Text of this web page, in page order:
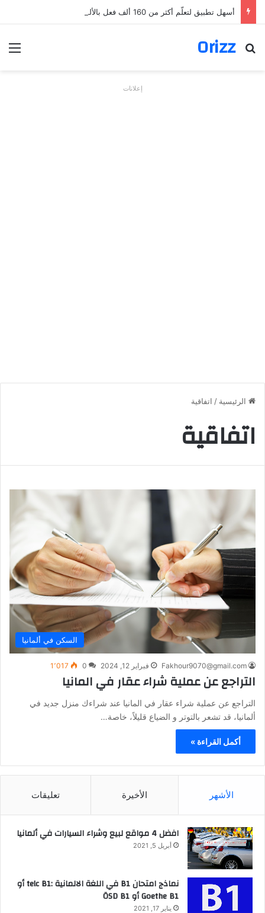
أسهل تطبيق لتعلّم أكثر من 160 ألف فعل بالألمانية
Orizz
بحث عن
إعلانات
الرئيسية / اتفاقية
اتفاقية
السكن في ألمانيا
Fakhour9070@gmail.com فبراير 12, 2024 0 1٬017
التراجع عن عملية شراء عقار في المانيا
التراجع عن عملية شراء عقار في المانيا عند شراءك منزل جديد في
ألمانيا، قد تشعر بالتوتر و الضياع قليلاً، خاصة…
أكمل القراءة »
الأشهر الأخيرة تعليقات
افضل 4 مواقع لبيع وشراء السيارات في ألمانيا
أبريل 5, 2021
نماذج امتحان B1 في اللغة الالمانية :telc B1 أو
Goethe B1 أو ÖSD B1
يناير 17, 2021